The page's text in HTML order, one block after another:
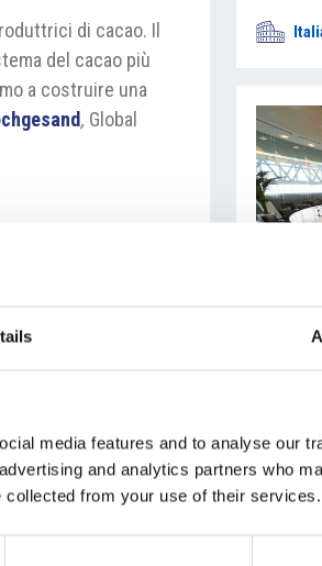
media features and to analyse our
and analytics partners who
collected from your use of their services.
di cacao. Il
del cacao più
a costruire una
, Global
31